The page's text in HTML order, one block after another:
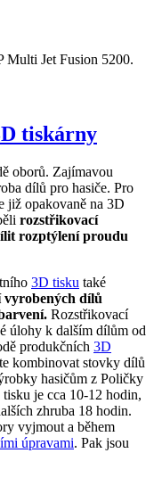
tiskárny
oborů. Zajímavou
dílů pro hasiče. Pro
již opakovaně na 3D
rozstřikovací
rozptýlení proudu
3D tisku také
vyrobených dílů
Rozstřikovací
úlohy k dalším dílům od
produkčních 3D
kombinovat stovky dílů
hasičům z Poličky
je cca 10-12 hodin,
zhruba 18 hodin.
vyjmout a během
úpravami. Pak jsou